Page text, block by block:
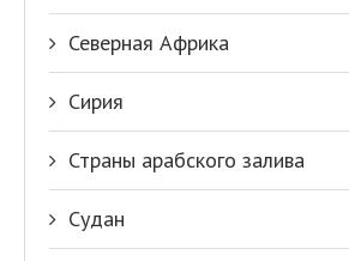
Северная Африка
Сирия
Страны арабского залива
Судан